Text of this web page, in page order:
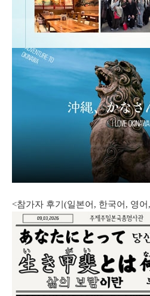
<참가자 후기(일본어, 한국어, 영